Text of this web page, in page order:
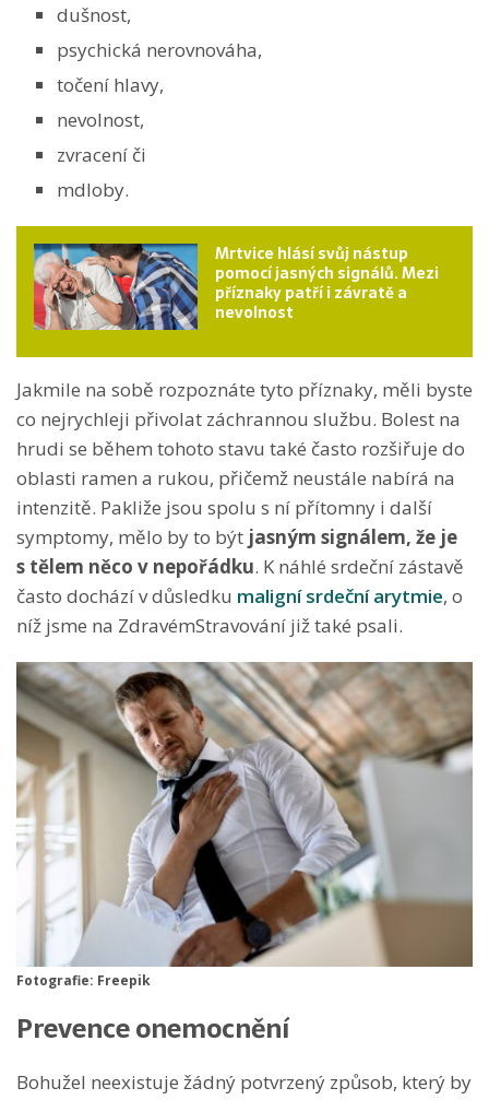
dušnost,
psychická nerovnováha,
točení hlavy,
nevolnost,
zvracení či
mdloby.
Mrtvice hlásí svůj nástup
pomocí jasných signálů. Mezi
příznaky patří i závratě a
nevolnost
Jakmile na sobě rozpoznáte tyto příznaky, měli byste
co nejrychleji přivolat záchrannou službu. Bolest na
hrudi se během tohoto stavu také často rozšiřuje do
oblasti ramen a rukou, přičemž neustále nabírá na
intenzitě. Pakliže jsou spolu s ní přítomny i další
symptomy, mělo by to být jasným signálem, že je
s tělem něco v nepořádku. K náhlé srdeční zástavě
často dochází v důsledku maligní srdeční arytmie, o
níž jsme na ZdravémStravování již také psali.
Fotografie: Freepik
Prevence onemocnění
Bohužel neexistuje žádný potvrzený způsob, který by